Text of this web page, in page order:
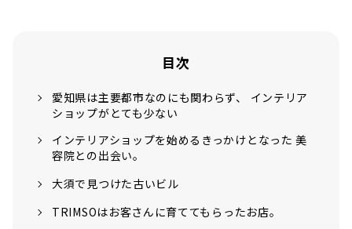
の建具や、玄関部分のレトロなタイルも沓名さ
ん自ら施されたそう。お店の内部も日々変貌し
たもの。今は削り出しの状態ですがが、今後は
ペンキなどを塗って雰囲気を変えていくそう。
ラフでジャンクな内装が体感できま...
目次
愛知県は主要都市なのにも関わらず、 インテリア
ショップがとても少ない
インテリアショップを始めるきっかけとなった 美
容院との出会い。
大須で見つけた古いビル
TRIMSOはお客さんに育ててもらったお店。